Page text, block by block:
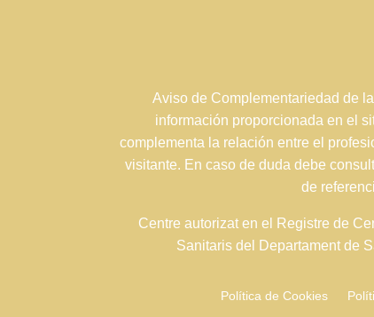
Aviso de Complementariedad de
información proporcionada en el
complementa la relación entre el
visitante. En caso de duda debe
de
Centre autorizat en el Registre de
Sanitaris del Departament de
Política de Cookies